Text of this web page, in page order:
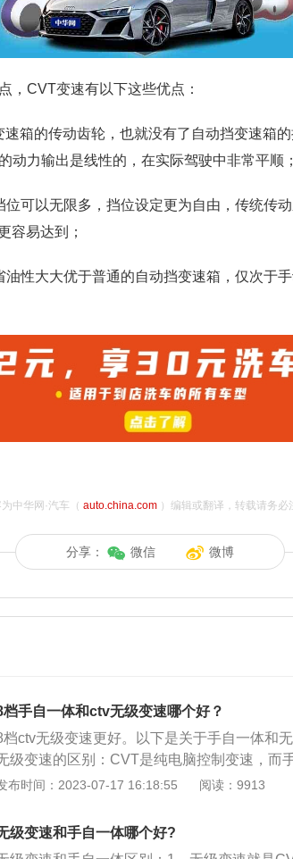
，CVT变速有以下这些优点：
箱的传动齿轮，也就没有了自动挡变速箱
动力输出是线性的，在实际驾驶中非常平顺；
可以无限多，挡位设定更为自由，传统传
容易达到；
性大大优于普通的自动挡变速箱，仅次于
中华网·汽车（ auto.china.com）编辑或翻译，转载请务必
分享： 微信 微博
档手自一体和ctv无级变速哪个好？
档ctv无级变速更好。以下是关于手自一体和
级变速的区别：CVT是纯电脑控制变速，而
档。这种无级变速器和普通自动变速器的最
速传动，其英文全称
种变速传动机构的是荷兰人，有其装置的变速
布时间：2023-07-17 16:18:55 阅读：9913
级变速和手自一体哪个好?